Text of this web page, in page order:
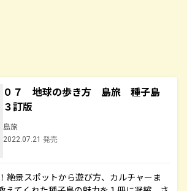
０７ 地球の歩き方 島旅 種子島
３訂版
島旅
2022.07.21 発売
絶景スポットから遊び方、カルチャーま